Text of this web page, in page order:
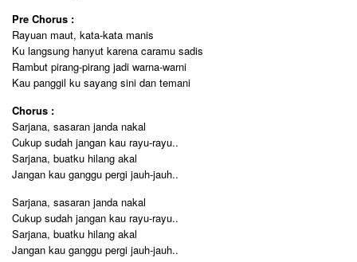
Pre Chorus :
Rayuan maut, kata-kata manis
Ku langsung hanyut karena caramu sadis
Rambut pirang-pirang jadi warna-warni
Kau panggil ku sayang sini dan temani
Chorus :
Sarjana, sasaran janda nakal
Cukup sudah jangan kau rayu-rayu..
Sarjana, buatku hilang akal
Jangan kau ganggu pergi jauh-jauh..
Sarjana, sasaran janda nakal
Cukup sudah jangan kau rayu-rayu..
Sarjana, buatku hilang akal
Jangan kau ganggu pergi jauh-jauh..